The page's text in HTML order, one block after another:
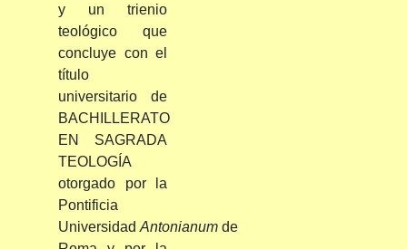
y un trienio
teológico que
concluye con el
título
universitario de
BACHILLERATO
EN SAGRADA
TEOLOGÍA
otorgado por la
Pontificia
Universidad Antonianum de